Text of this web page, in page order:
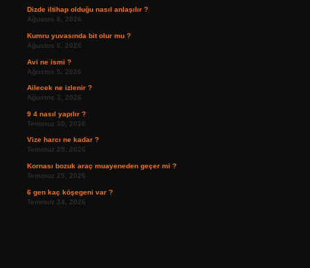
Dizde iltihap olduğu nasıl anlaşılır ?
Ağustos 6, 2026
Kumru yuvasında bit olur mu ?
Ağustos 6, 2026
Avi ne ismi ?
Ağustos 5, 2026
Ailecek ne izlenir ?
Ağustos 3, 2026
9 4 nasıl yapılır ?
Temmuz 30, 2026
Vize harcı ne kadar ?
Temmuz 29, 2026
Kornası bozuk araç muayeneden geçer mi ?
Temmuz 25, 2026
6 gen kaç köşegeni var ?
Temmuz 24, 2026